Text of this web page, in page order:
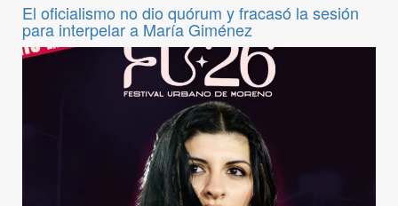
El oficialismo no dio quórum y fracasó la sesión
para interpelar a María Giménez